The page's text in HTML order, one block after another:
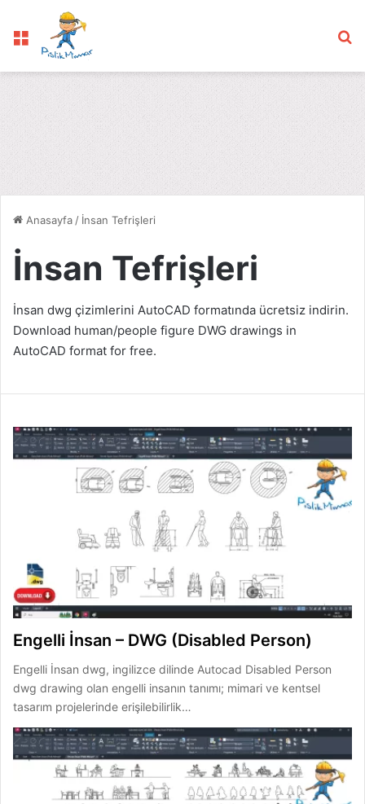
Menü
Anasayfa / İnsan Tefrişleri
İnsan Tefrişleri
İnsan dwg çizimlerini AutoCAD formatında ücretsiz indirin.
Download human/people figure DWG drawings in
AutoCAD format for free.
Engelli İnsan – DWG (Disabled Person)
Engelli İnsan dwg, ingilizce dilinde Autocad Disabled Person
dwg drawing olan engelli insanın tanımı; mimari ve kentsel
tasarım projelerinde erişilebilirlik…